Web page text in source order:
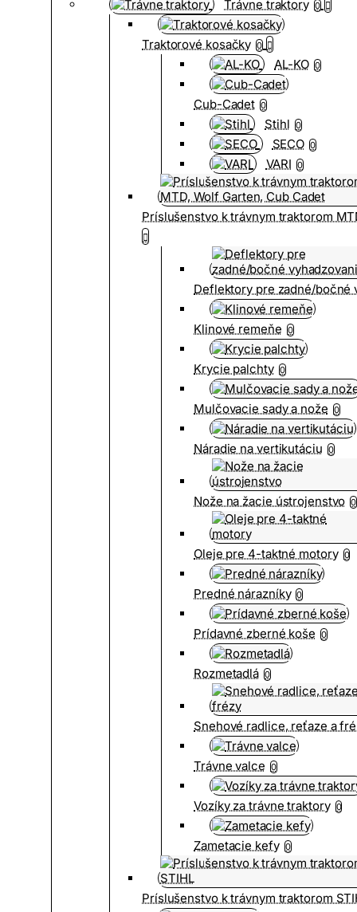
Trávne traktory 0
Traktorové kosačky 0
AL-KO 0
Cub-Cadet 0
Stihl 0
SECO 0
VARI 0
Príslušenstvo k trávnym traktorom
Deflektory pre zadné/bočné
Klinové remeňe 0
Krycie palchty 0
Mulčovacie sady a nože 0
Náradie na vertikutáciu 0
Nože na žacie ústrojenstvo 0
Oleje pre 4-taktné motory 0
Predné nárazníky 0
Prídavné zberné koše 0
Rozmetadlá 0
Snehové radlice, reťaze a
Trávne valce 0
Vozíky za trávne traktory 0
Zametacie kefy 0
Príslušenstvo k trávnym traktorom